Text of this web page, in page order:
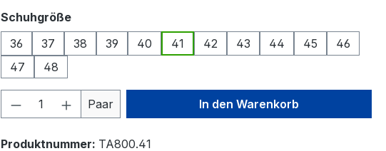
Schuhgrößeauswählen
36
37 38 39 40 41 42 43 44 45
46
47
48
Produkt Anzahl: Gib den gewünschten Wert
Paar In den Warenkorb
Produktnummer: TA800.41